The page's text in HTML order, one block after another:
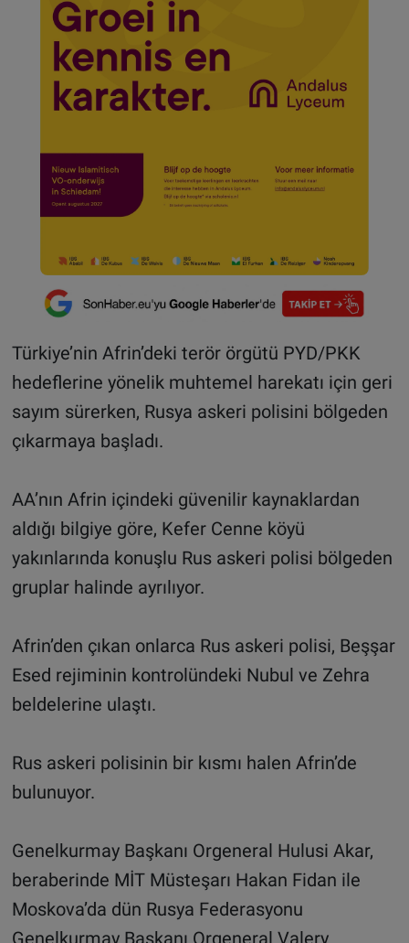
Türkiye’nin Afrin’deki terör örgütü PYD/PKK
hedeflerine yönelik muhtemel harekatı için geri
sayım sürerken, Rusya askeri polisini bölgeden
çıkarmaya başladı.
AA’nın Afrin içindeki güvenilir kaynaklardan
aldığı bilgiye göre, Kefer Cenne köyü
yakınlarında konuşlu Rus askeri polisi bölgeden
gruplar halinde ayrılıyor.
Afrin’den çıkan onlarca Rus askeri polisi, Beşşar
Esed rejiminin kontrolündeki Nubul ve Zehra
beldelerine ulaştı.
Rus askeri polisinin bir kısmı halen Afrin’de
bulunuyor.
Genelkurmay Başkanı Orgeneral Hulusi Akar,
beraberinde MİT Müsteşarı Hakan Fidan ile
Moskova’da dün Rusya Federasyonu
Genelkurmay Başkanı Orgeneral Valery